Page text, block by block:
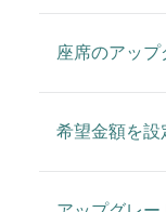
座席のアッ
希望金額を設